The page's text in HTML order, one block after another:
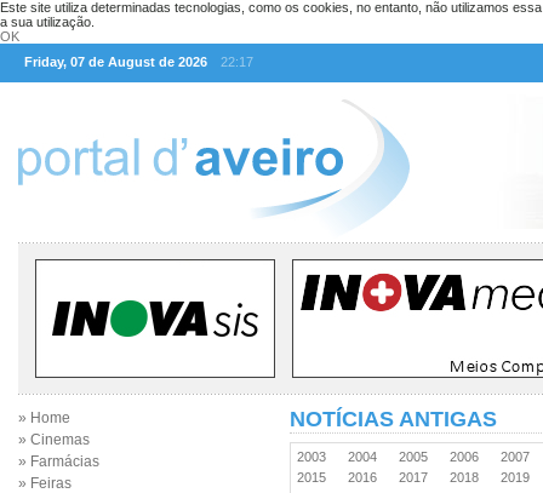
Este site utiliza determinadas tecnologias, como os cookies, no entanto, não utilizamos
a sua utilização.
OK
Friday, 07 de August de 2026
22:17
» Home
» Cinemas
» Farmácias
» Feiras
NOTÍCIAS ANTIGAS
2003 2004 2005 2006
2007
2015
2016 2017 2018
2019